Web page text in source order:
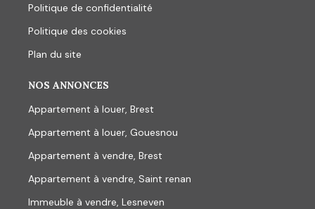
Politique de confidentialité
Politique des cookies
Plan du site
NOS ANNONCES
Appartement à louer, Brest
Appartement à louer, Gouesnou
Appartement à vendre, Brest
Appartement à vendre, Saint renan
Immeuble à vendre, Lesneven